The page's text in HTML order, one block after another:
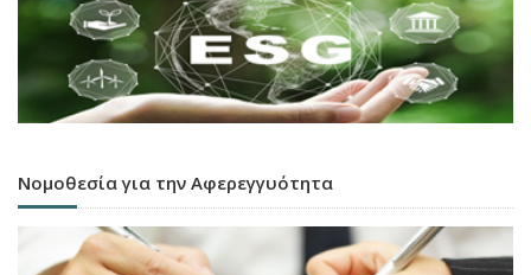
Νομοθεσία για την Αφερεγγυότητα